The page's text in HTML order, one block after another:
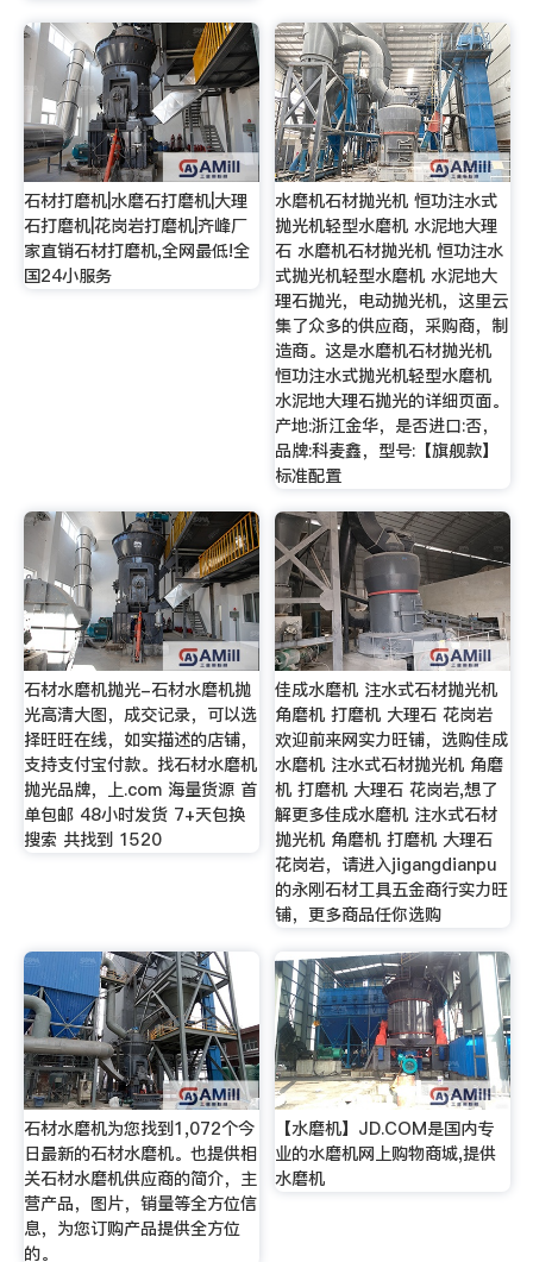
石材打磨机|水磨石打磨机|大理
石打磨机|花岗岩打磨机|齐峰厂
家直销石材打磨机,全网最低!全
国24小服务
水磨机石材抛光机 恒功注水式
抛光机轻型水磨机 水泥地大理
石 水磨机石材抛光机 恒功注水
式抛光机轻型水磨机 水泥地大
理石抛光，电动抛光机，这里云
集了众多的供应商，采购商，制
造商。这是水磨机石材抛光机
恒功注水式抛光机轻型水磨机
水泥地大理石抛光的详细页面。
产地:浙江金华，是否进口:否，
品牌:科麦鑫，型号:【旗舰款】
标准配置
石材水磨机抛光-石材水磨机抛
光高清大图，成交记录，可以选
择旺旺在线，如实描述的店铺，
支持支付宝付款。找石材水磨机
抛光品牌，上.com 海量货源 首
单包邮 48小时发货 7+天包换
搜索 共找到 1520
佳成水磨机 注水式石材抛光机
角磨机 打磨机 大理石 花岗岩
欢迎前来网实力旺铺，选购佳成
水磨机 注水式石材抛光机 角磨
机 打磨机 大理石 花岗岩,想了
解更多佳成水磨机 注水式石材
抛光机 角磨机 打磨机 大理石
花岗岩，请进入jigangdianpu
的永刚石材工具五金商行实力旺
铺，更多商品任你选购
石材水磨机为您找到1,072个今
日最新的石材水磨机。也提供相
关石材水磨机供应商的简介，主
营产品，图片，销量等全方位信
息，为您订购产品提供全方位
的。
【水磨机】JD.COM是国内专
业的水磨机网上购物商城,提供
水磨机